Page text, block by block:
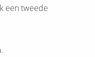
een tweede